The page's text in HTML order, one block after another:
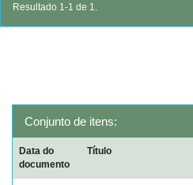
Resultado 1-1 de 1.
Conjunto de itens:
Data do
documento
Título